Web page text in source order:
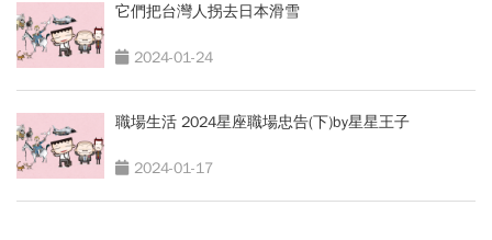
它們把台灣人拐去日本滑雪
2024-01-24
職場生活 2024星座職場忠告(下)by星星王子
2024-01-17